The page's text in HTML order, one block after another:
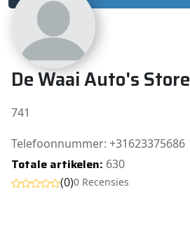
De Waai Auto's Store
741
Telefoonnummer: +31623375686
Totale artikelen: 630
(0)0 Recensies